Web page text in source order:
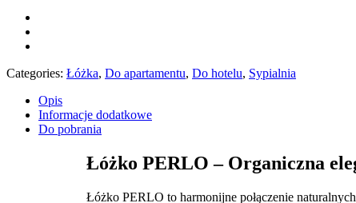
Categories: Łóżka, Do apartamentu, Do hotelu, Sypialnia
Opis
Informacje dodatkowe
Do pobrania
Łóżko PERLO – Organiczna
Łóżko PERLO to harmonijne połączenie